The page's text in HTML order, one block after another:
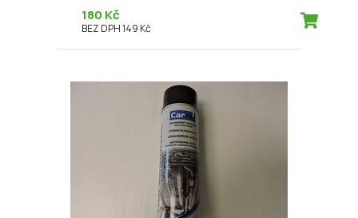
180 Kč
BEZ DPH 149 Kč